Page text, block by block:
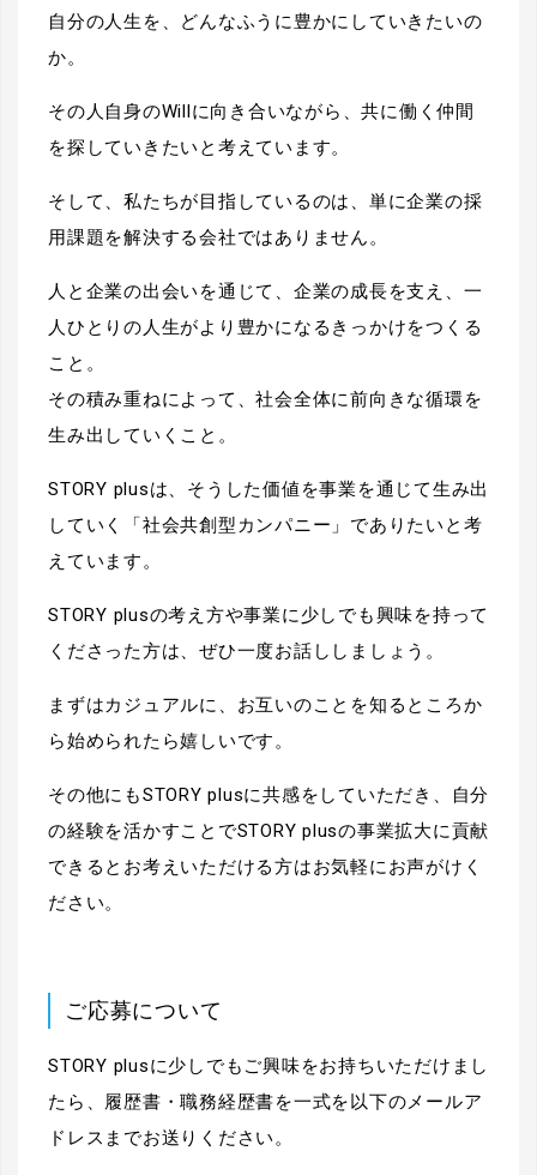
自分の人生を、どんなふうに豊かにしていきたいの
か。
その人自身のWillに向き合いながら、共に働く仲間
を探していきたいと考えています。
そして、私たちが目指しているのは、単に企業の採
用課題を解決する会社ではありません。
人と企業の出会いを通じて、企業の成長を支え、一
人ひとりの人生がより豊かになるきっかけをつくる
こと。
その積み重ねによって、社会全体に前向きな循環を
生み出していくこと。
STORY plusは、そうした価値を事業を通じて生み出
していく「社会共創型カンパニー」でありたいと考
えています。
STORY plusの考え方や事業に少しでも興味を持って
くださった方は、ぜひ一度お話ししましょう。
まずはカジュアルに、お互いのことを知るところか
ら始められたら嬉しいです。
その他にもSTORY plusに共感をしていただき、自分
の経験を活かすことでSTORY plusの事業拡大に貢献
できるとお考えいただける方はお気軽にお声がけく
ださい。
ご応募について
STORY plusに少しでもご興味をお持ちいただけまし
たら、履歴書・職務経歴書を一式を以下のメールア
ドレスまでお送りください。